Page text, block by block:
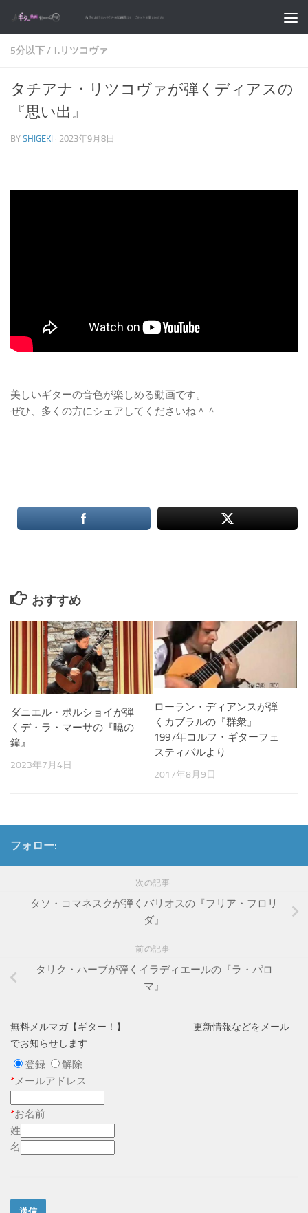
コンテンツへスキップ
5分以下/T.リツコヴァ
タチアナ・リツコヴァが弾くディアスの
『思い出』
BY SHIGEKI · 2023年9月8日
美しいギターの音色が楽しめる動画です。
ぜひ、多くの方にシェアしてくださいね＾＾
おすすめ
ダニエル・ボルショイが弾
くデ・ラ・マーサの『暁の
鐘』
2023年7月4日
ローラン・ディアンスが弾
くカブラルの『群衆』
1997年コルフ・ギターフェ
スティバルより
2017年8月9日
フォロー:
次の記事
タソ・コマネスクが弾くバリオスの『フリア・フロリ
ダ』
前の記事
タリク・ハーブが弾くイラディエールの『ラ・パロ
マ』
無料メルマガ【ギター！】 更新情報などをメール
でお知らせします
登録
解除
* メールアドレス
*お名前
姓
名